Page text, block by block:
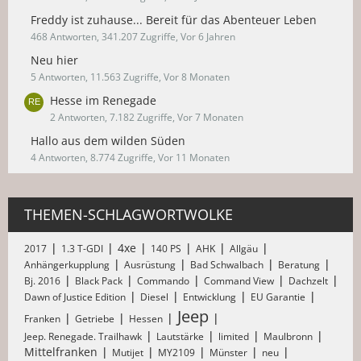
Freddy ist zuhause... Bereit für das Abenteuer Leben
468 Antworten, 341.207 Zugriffe, Vor 6 Jahren
Neu hier
5 Antworten, 11.563 Zugriffe, Vor 8 Monaten
Hesse im Renegade
2 Antworten, 7.182 Zugriffe, Vor 7 Monaten
Hallo aus dem wilden Süden
4 Antworten, 8.774 Zugriffe, Vor 11 Monaten
THEMEN-SCHLAGWORTWOLKE
2017 1.3 T-GDI 4xe 140 PS AHK
Allgäu
Anhängerkupplung
Ausrüstung Bad Schwalbach
Beratung
Bj. 2016
Black Pack Commando Command View
Dachzelt
Dawn of Justice Edition
Diesel Entwicklung
EU Garantie
Franken
Getriebe Hessen Jeep
Jeep. Renegade. Trailhawk Lautstärke limited Maulbronn
Mittelfranken Mutijet MY2109 Münster neu